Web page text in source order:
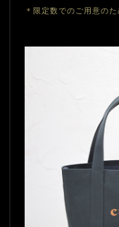
＊限定数でのご用意の